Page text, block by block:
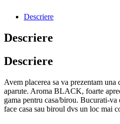
Descriere
Descriere
Descriere
Avem placerea sa va prezentam
aparute. Aroma BLACK, foarte
gama pentru casa/birou. Bucurati-va
face casa sau biroul dvs un loc mai